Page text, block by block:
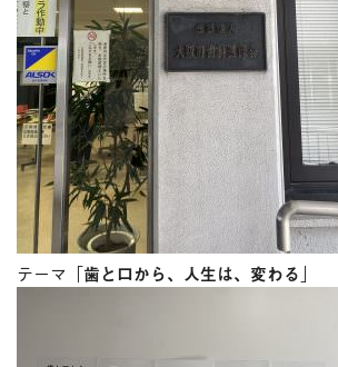
お問い合わせ
テーマ「歯と口から、人生は、変わる 」